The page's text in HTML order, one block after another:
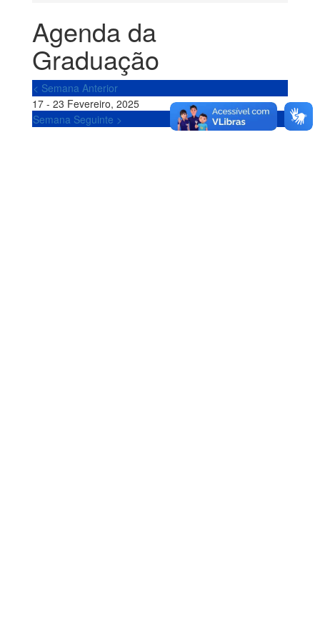
Agenda da
Graduação
< Semana Anterior
17 - 23 Fevereiro, 2025
Semana Seguinte >